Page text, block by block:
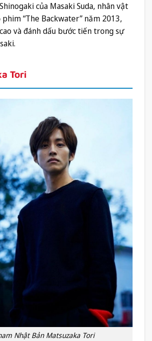
của Masaki Suda, nhân vật
“The Backwater” năm 2013,
và đánh dấu bước tiến trong sự
Tori
Nhật Bản Matsuzaka Tori